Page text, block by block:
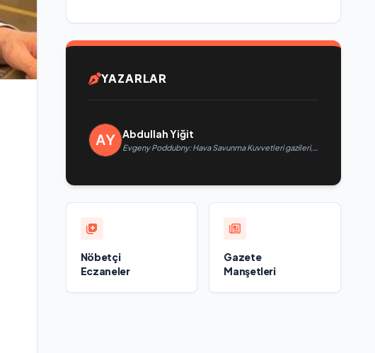
YAZARLAR
Abdullah Yiğit
Evgeny Poddubny: Hava Savunma Kuvvetleri gazileri,
Nöbetçi
Eczaneler
Gazete
Manşetleri